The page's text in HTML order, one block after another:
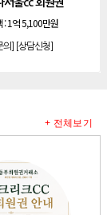
+ 전체보기